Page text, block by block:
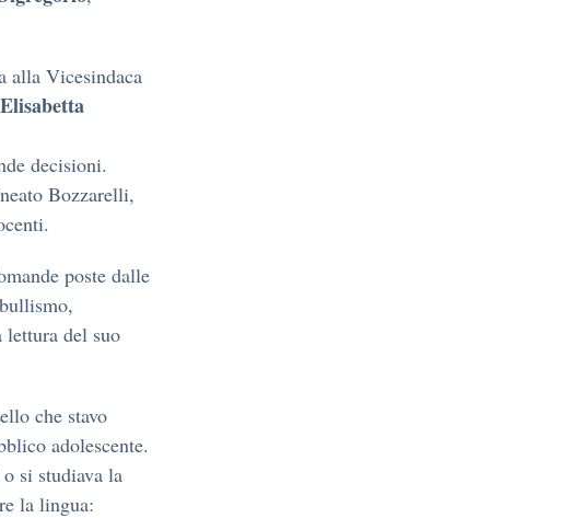
alla Vicesindaca
Elisabetta
decisioni.
Bozzarelli,
poste dalle
lettura del suo
che stavo
adolescente.
si studiava la
la lingua: